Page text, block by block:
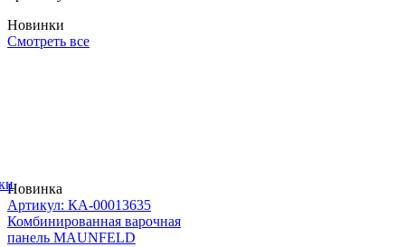
Новинки
Смотреть все
Новинка
Артикул: КА-00013635
Комбинированная варочная
панель MAUNFELD